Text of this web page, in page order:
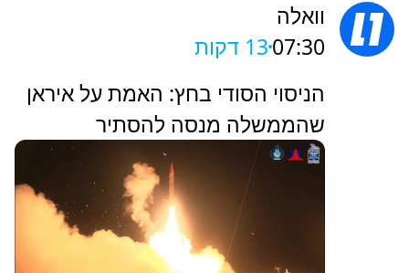
וואלה
07:3013 דקות
הניסוי הסודי בחץ: האמת על איראן
שהממשלה מנסה להסתיר